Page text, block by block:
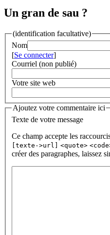
Un gran de sau ?
(identification facultative)
Nom
[Se connecter]
Courriel (non publié)
Votre site web
Ajoutez votre commentaire ici
Texte de votre message
Ce champ accepte les
[texte->url] <quote>
créer des paragraphes, laissez